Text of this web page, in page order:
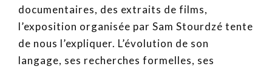
documentaires, des extraits de films,
l’exposition organisée par Sam Stourdzé tente
de nous l’expliquer. L’évolution de son
langage, ses recherches formelles, ses